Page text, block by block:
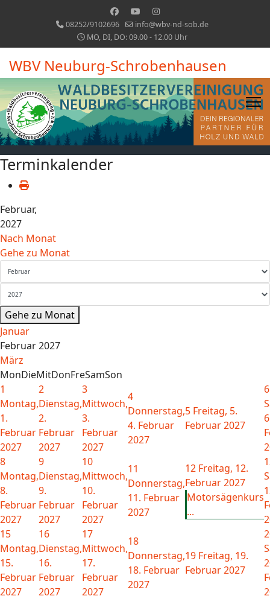
08252/9102696
info@wbv-nd-sob.de
MO, DI, DO: 09.00 - 12.00 Uhr
WBV Neuburg-Schrobenhausen
Terminkalender
Februar,
2027
Nach Monat
Gehe zu Monat
Gehe zu Monat
Januar
Februar 2027
März
MonDieMitDonFreSamSon
1
Montag,
1.
Februar
2027
2
Dienstag,
2.
Februar
2027
3
Mittwoch,
3.
Februar
2027
4
Donnerstag,
4. Februar
2027
5 Freitag, 5.
Februar 2027
6
8
Montag,
8.
Februar
2027
9
Dienstag,
9.
Februar
2027
10
Mittwoch,
10.
Februar
2027
11
Donnerstag,
11. Februar
2027
12 Freitag, 12.
Februar 2027
Motorsägenkurs
...
15
Montag,
15.
Februar
2027
16
Dienstag,
16.
Februar
2027
17
Mittwoch,
17.
Februar
2027
18
Donnerstag,
18. Februar
2027
19 Freitag, 19.
Februar 2027